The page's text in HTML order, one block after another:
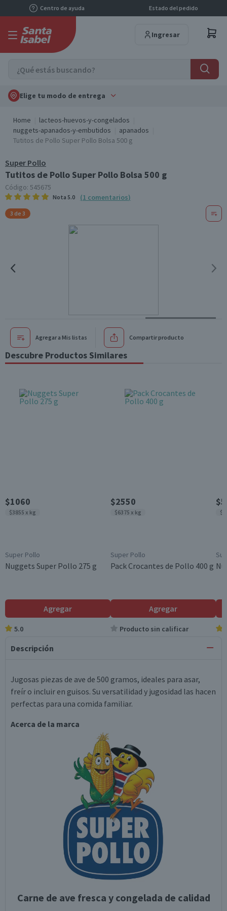
Centro de ayuda Estado del pedido
Ingresar
Elige tu modo de entrega
Home
lacteos-huevos-y-congelados
nuggets-apanados-y-embutidos
apanados
Tutitos de Pollo Super Pollo Bolsa 500 g
Super Pollo
Tutitos de Pollo Super Pollo Bolsa 500 g
Código: 545675
Nota 5.0 (1 comentarios)
3 de 3
Agregar a Mis listas Compartir producto
Descubre Productos Similares
$1060
$3855 x kg
Super Pollo
Nuggets Super Pollo 275 g
Agregar
5.0
$2550
$6375 x kg
Super Pollo
Pack Crocantes de Pollo 400 g
Agregar
Producto sin calificar
Descripción
Jugosas piezas de ave de 500 gramos, ideales para asar,
freír o incluir en guisos. Su versatilidad y jugosidad las hacen
perfectas para una comida familiar.
Acerca de la marca
Carne de ave fresca y congelada de calidad